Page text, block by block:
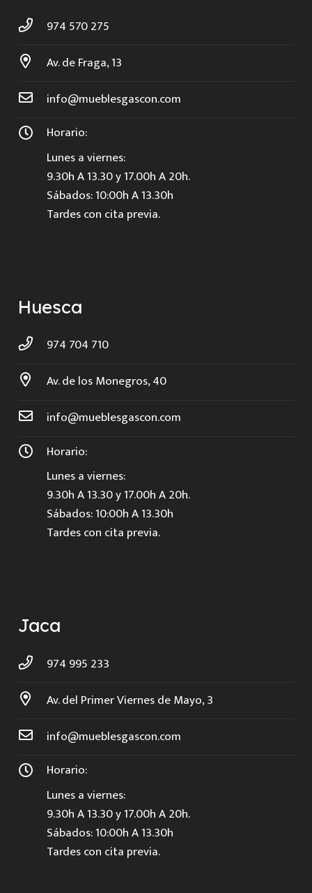
974 570 275
Av. de Fraga, 13
info@mueblesgascon.com
Horario:
Lunes a viernes:
9.30h A 13.30 y 17.00h A 20h.
Sábados: 10:00h A 13.30h
Tardes con cita previa.
Huesca
974 704 710
Av. de los Monegros, 40
info@mueblesgascon.com
Horario:
Lunes a viernes:
9.30h A 13.30 y 17.00h A 20h.
Sábados: 10:00h A 13.30h
Tardes con cita previa.
Jaca
974 995 233
Av. del Primer Viernes de Mayo, 3
info@mueblesgascon.com
Horario:
Lunes a viernes:
9.30h A 13.30 y 17.00h A 20h.
Sábados: 10:00h A 13.30h
Tardes con cita previa.